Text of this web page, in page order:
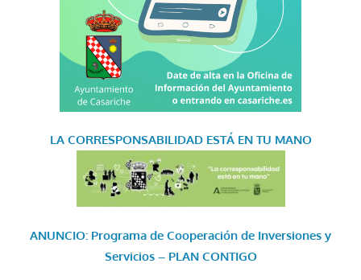
LA CORRESPONSABILIDAD ESTÁ EN TU MANO
ANUNCIO: Programa de Cooperación de Inversiones y
Servicios – PLAN CONTIGO